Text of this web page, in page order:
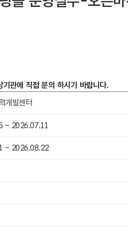
관에 직접 문의 하시기 바랍니다.
개발센터
~ 2026.07.11
~ 2026.08.22